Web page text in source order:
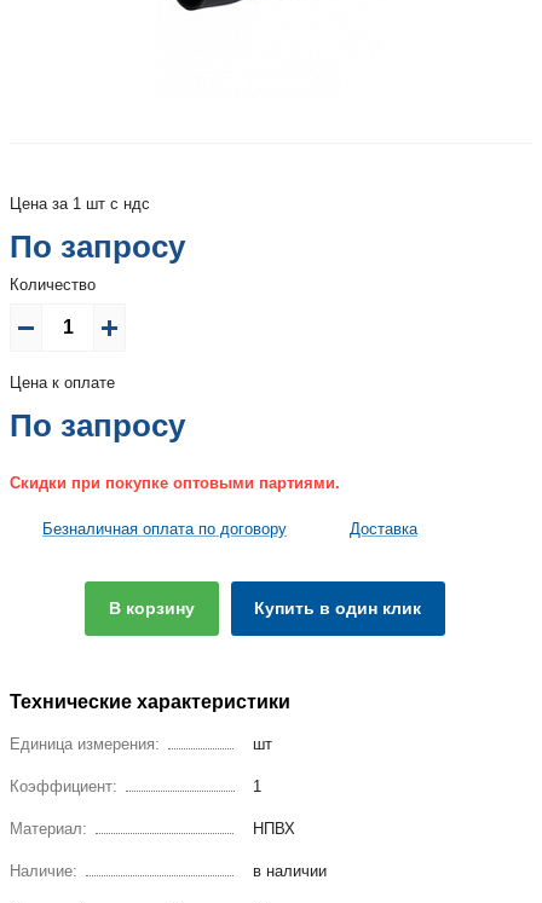
Цена за 1 шт с ндс
По запросу
Количество
Цена к оплате
По запросу
Скидки при покупке оптовыми партиями.
Безналичная оплата по договору Доставка
В корзину Купить в один клик
Технические характеристики
Единица измерения: шт
Коэффициент: 1
Материал: НПВХ
Наличие: в наличии